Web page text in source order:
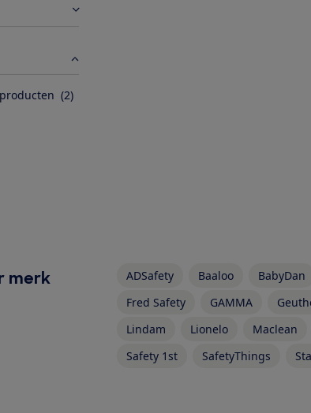
(2)
merk ADSafety Baaloo BabyDan
Fred Safety
GAMMA
Lindam
Lionelo Maclean
Safety 1st
SafetyThings